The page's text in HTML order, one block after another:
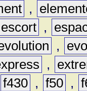
,
escort ,
,
,
f430 , f50 ,